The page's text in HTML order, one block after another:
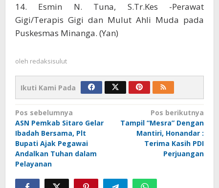
14. Esmin N. Tuna, S.Tr.Kes -Perawat
Gigi/Terapis Gigi dan Mulut Ahli Muda pada
Puskesmas Minanga. (Yan)
oleh redaksisulut
Ikuti Kami Pada
Navigasi
pos
Pos sebelumnya
ASN Pemkab Sitaro Gelar
Ibadah Bersama, Plt
Bupati Ajak Pegawai
Andalkan Tuhan dalam
Pelayanan
Pos berikutnya
Tampil “Mesra” Dengan
Mantiri, Honandar :
Terima Kasih PDI
Perjuangan